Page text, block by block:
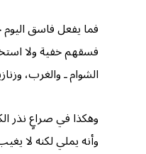
فما يفعل فاسق اليوم
فسقهم خفية ولا
الشوام ـ والغرب،
وهكذا في صراعٍ نذر
وأنه يملي لكنه لا